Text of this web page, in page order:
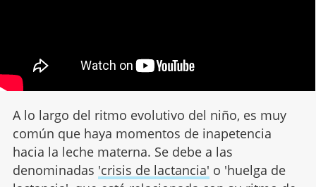
A lo largo del ritmo evolutivo del niño, es muy
común que haya momentos de inapetencia
hacia la leche materna. Se debe a las
denominadas 'crisis de lactancia' o 'huelga de